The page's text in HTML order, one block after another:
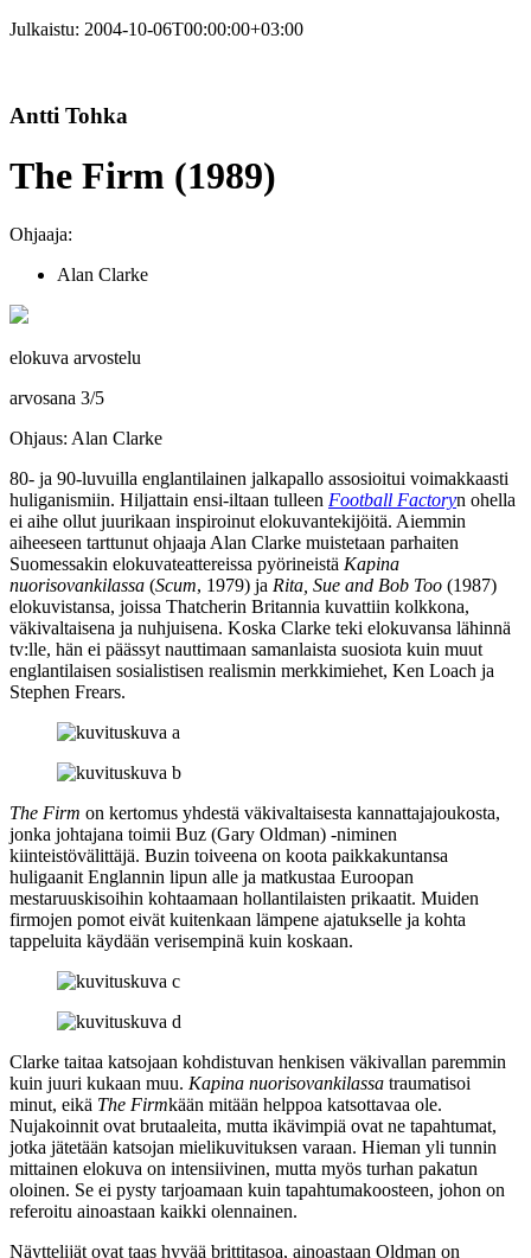
Julkaistu: 2004-10-06T00:00:00+03:00
Antti Tohka
The Firm (1989)
Ohjaaja:
Alan Clarke
elokuva arvostelu
arvosana 3/5
Ohjaus: Alan Clarke
80‑ ja 90‑luvuilla englantilainen jalkapallo assosioitui voimakkaasti
huliganismiin. Hiljattain ensi-iltaan tulleen Football Factoryn ohella
ei aihe ollut juurikaan inspiroinut elokuvantekijöitä. Aiemmin
aiheeseen tarttunut ohjaaja Alan Clarke muistetaan parhaiten
Suomessakin elokuvateattereissa pyörineistä Kapina
nuorisovankilassa (Scum, 1979) ja Rita, Sue and Bob Too (1987)
elokuvistansa, joissa Thatcherin Britannia kuvattiin kolkkona,
väkivaltaisena ja nuhjuisena. Koska Clarke teki elokuvansa lähinnä
tv:lle, hän ei päässyt nauttimaan samanlaista suosiota kuin muut
englantilaisen sosialistisen realismin merkkimiehet, Ken Loach ja
Stephen Frears.
The Firm on kertomus yhdestä väkivaltaisesta kannattajajoukosta,
jonka johtajana toimii Buz (Gary Oldman) ‑niminen
kiinteistövälittäjä. Buzin toiveena on koota paikkakuntansa
huligaanit Englannin lipun alle ja matkustaa Euroopan
mestaruuskisoihin kohtaamaan hollantilaisten prikaatit. Muiden
firmojen pomot eivät kuitenkaan lämpene ajatukselle ja kohta
tappeluita käydään verisempinä kuin koskaan.
Clarke taitaa katsojaan kohdistuvan henkisen väkivallan paremmin
kuin juuri kukaan muu. Kapina nuorisovankilassa traumatisoi
minut, eikä The Firmkään mitään helppoa katsottavaa ole.
Nujakoinnit ovat brutaaleita, mutta ikävimpiä ovat ne tapahtumat,
jotka jätetään katsojan mielikuvituksen varaan. Hieman yli tunnin
mittainen elokuva on intensiivinen, mutta myös turhan pakatun
oloinen. Se ei pysty tarjoamaan kuin tapahtumakoosteen, johon on
referoitu ainoastaan kaikki olennainen.
Näyttelijät ovat taas hyvää brittitasoa, ainoastaan Oldman on